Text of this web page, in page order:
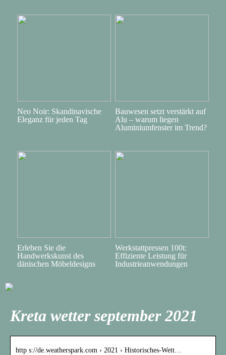
Neo Noir: Skandinavische
Eleganz für jeden Tag
Bauwesen setzt verstärkt auf
Alu – warum liegen
Aluminiumfenster im Trend?
Erleben Sie die
Handwerkskunst des
dänischen Möbeldesigns
Werkstattpressen 100t:
Effiziente Leistung für
Industrieanwendungen
Kreta wetter september 2021
http s://de.weatherspark.com › 2021 › Historisches-Wett…